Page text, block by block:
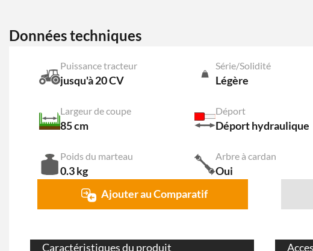
Données techniques
Puissance tracteur
jusqu'à 20 CV
Série/Solidité
Légère
Largeur de coupe
85 cm
Déport
Déport hydraulique
Poids du marteau
0.3 kg
Arbre à cardan
Oui
Ajouter au Comparatif
Caractéristiques du produit